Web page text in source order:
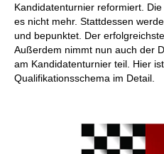
Kandidatenturnier reformiert.
es nicht mehr. Stattdessen
und bepunktet. Der
Außerdem nimmt nun auch der
am Kandidatenturnier teil. Hier
Qualifikationsschema im Detail.